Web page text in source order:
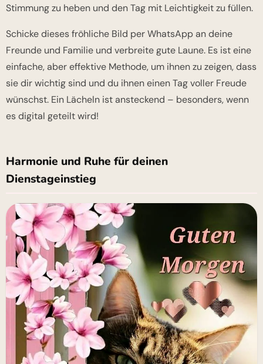
Stimmung zu heben und den Tag mit Leichtigkeit zu füllen.
Schicke dieses fröhliche Bild per WhatsApp an deine
Freunde und Familie und verbreite gute Laune. Es ist eine
einfache, aber effektive Methode, um ihnen zu zeigen, dass
sie dir wichtig sind und du ihnen einen Tag voller Freude
wünschst. Ein Lächeln ist ansteckend – besonders, wenn
es digital geteilt wird!
Harmonie und Ruhe für deinen
Dienstageinstieg